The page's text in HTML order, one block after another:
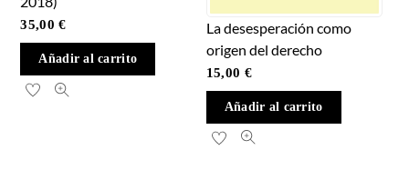
35,00€
Añadir al carrito
La desesperación como
origen del derecho
15,00 €
Añadir al carrito